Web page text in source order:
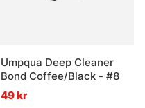
Umpqua Deep Cleaner
Bond Coffee/Black - #8
49 kr